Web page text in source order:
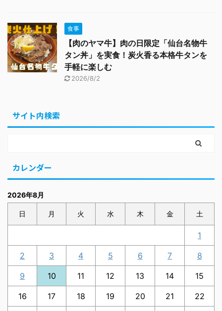
食事
【肉のヤマ牛】肉の日限定「仙台名物牛
タン丼」を実食！炭火香る本格牛タンを
手軽に楽しむ
2026/8/2
サイト内検索
カレンダー
2026年8月
日 月 火 水 木 金 土
1
2 3 4 5 6 7 8
9 10 11 12 13 14 15
16 17 18 19 20 21 22